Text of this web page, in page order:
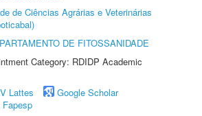
de Ciências Agrárias e Veterinárias
DE FITOSSANIDADE
Category: RDIDP Academic
Lattes
Google Scholar
Fapesp